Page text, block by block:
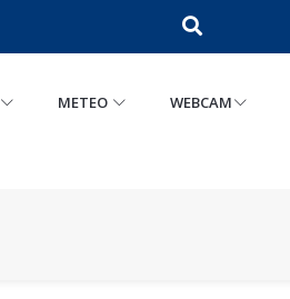
METEO WEBCAM